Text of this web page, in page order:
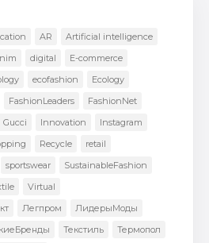
AR
Artificial intelligence
digital
E-commerce
ecofashion
Ecology
FashionLeaders
FashionNet
Gucci Innovation
Instagram
Recycle
retail
sportswear
SustainableFashion
Virtual
Легпром
ЛидерыМоды
Текстиль
Термопол